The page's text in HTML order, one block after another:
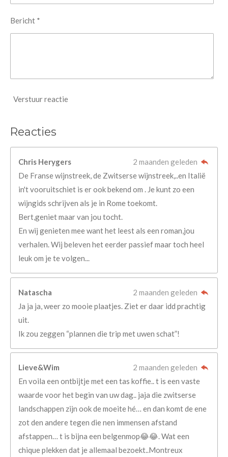
Bericht *
Verstuur reactie
Reacties
Chris Herygers
2 maanden geleden
De Franse wijnstreek, de Zwitserse wijnstreek,..en Italië
in't vooruitschiet is er ook bekend om . Je kunt zo een
wijngids schrijven als je in Rome toekomt.
Bert,geniet maar van jou tocht.
En wij genieten mee want het leest als een roman,jou
verhalen. Wij beleven het eerder passief maar toch heel
leuk om je te volgen...
Natascha
2 maanden geleden
Ja ja ja, weer zo mooie plaatjes. Ziet er daar idd prachtig
uit.
Ik zou zeggen “plannen die trip met uwen schat”!
Lieve&Wim
2 maanden geleden
En voila een ontbijtje met een tas koffie.. t is een vaste
waarde voor het begin van uw dag.. jaja die zwitserse
landschappen zijn ook de moeite hé… en dan komt de ene
zot den andere tegen die nen immensen afstand
afstappen… t is bijna een belgenmop😂😂. Wat een
chique plekken dat je allemaal bezoekt..Montreux